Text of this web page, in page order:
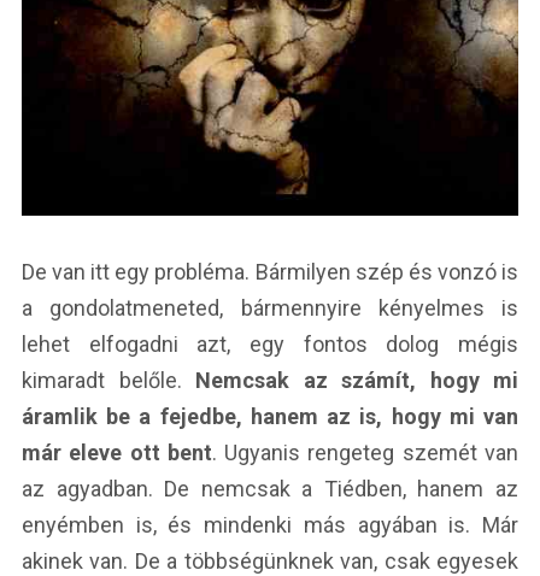
De van itt egy probléma. Bármilyen szép és vonzó is
a gondolatmeneted, bármennyire kényelmes is
lehet elfogadni azt, egy fontos dolog mégis
kimaradt belőle. Nemcsak az számít, hogy mi
áramlik be a fejedbe, hanem az is, hogy mi van
már eleve ott bent. Ugyanis rengeteg szemét van
az agyadban. De nemcsak a Tiédben, hanem az
enyémben is, és mindenki más agyában is. Már
akinek van. De a többségünknek van, csak egyesek